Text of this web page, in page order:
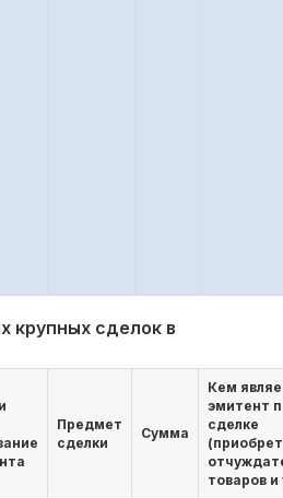
крупных сделок в
Предмет
сделки
Сумма
Кем
эмитент
сделке
товаров и